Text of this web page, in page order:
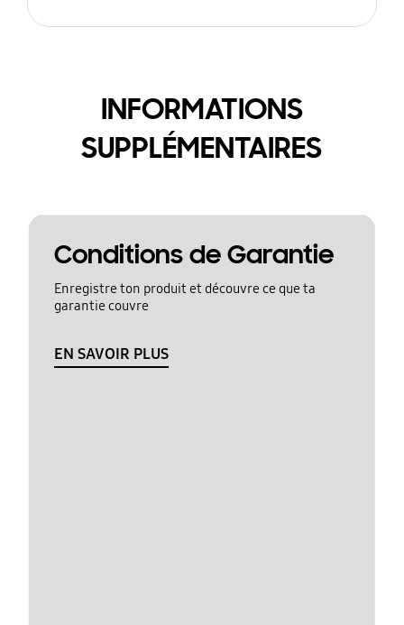
INFORMATIONS
SUPPLÉMENTAIRES
Conditions de Garantie
Enregistre ton produit et découvre ce que ta
garantie couvre
EN SAVOIR PLUS